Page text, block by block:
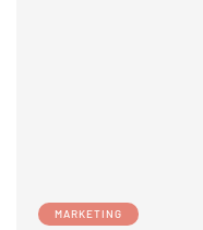
MARKETING